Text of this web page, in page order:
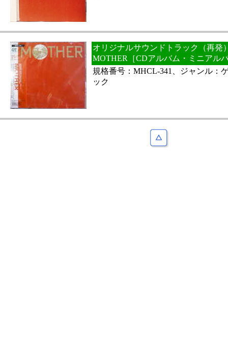
オリジナルサウンドトラック（再発
MOTHER［CDアルバム・ミニアル
規格番号：MHCL-341、ジャンル：
ック